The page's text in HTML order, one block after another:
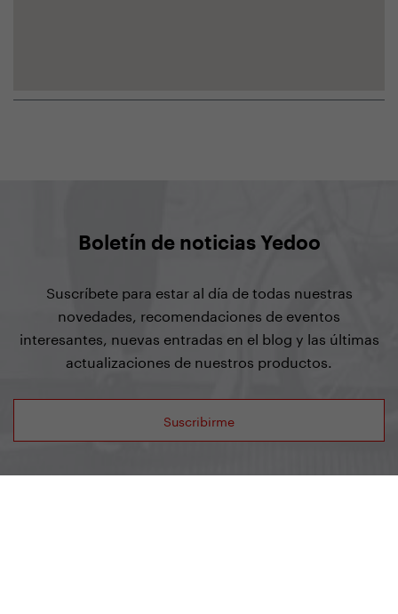
Boletín de noticias Yedoo
Suscríbete para estar al día de todas nuestras
novedades, recomendaciones de eventos
interesantes, nuevas entradas en el blog y las últimas
actualizaciones de nuestros productos.
Suscribirme